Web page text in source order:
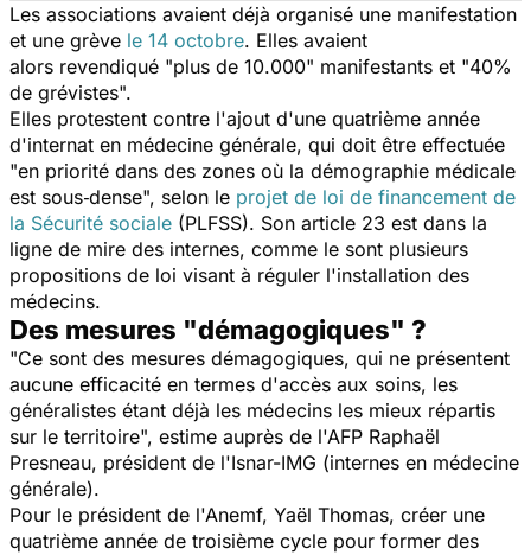
Les associations avaient déjà organisé une manifestation
et une grève le 14 octobre. Elles avaient
alors revendiqué "plus de 10.000" manifestants et "40%
de grévistes".
Elles protestent contre l'ajout d'une quatrième année
d'internat en médecine générale, qui doit être effectuée
"en priorité dans des zones où la démographie médicale
est sous‑dense", selon le projet de loi de financement de
la Sécurité sociale (PLFSS). Son article 23 est dans la
ligne de mire des internes, comme le sont plusieurs
propositions de loi visant à réguler l'installation des
médecins.
Des mesures "démagogiques" ?
"Ce sont des mesures démagogiques, qui ne présentent
aucune efficacité en termes d'accès aux soins, les
généralistes étant déjà les médecins les mieux répartis
sur le territoire", estime auprès de l'AFP Raphaël
Presneau, président de l'Isnar-IMG (internes en médecine
générale).
Pour le président de l'Anemf, Yaël Thomas, créer une
quatrième année de troisième cycle pour former des